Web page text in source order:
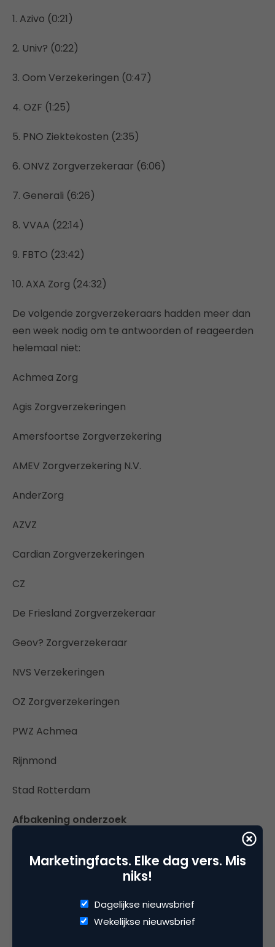
1. Azivo (0:21)
2. Univ? (0:22)
3. Oom Verzekeringen (0:47)
4. OZF (1:25)
5. PNO Ziektekosten (2:35)
6. ONVZ Zorgverzekeraar (6:06)
7. Generali (6:26)
8. VVAA (22:14)
9. FBTO (23:42)
10. AXA Zorg (24:32)
De volgende zorgverzekeraars hadden meer dan
een week nodig om te antwoorden of reageerden
helemaal niet:
Achmea Zorg
Agis Zorgverzekeringen
Amersfoortse Zorgverzekering
AMEV Zorgverzekering N.V.
AnderZorg
AZVZ
Cardian Zorgverzekeringen
CZ
De Friesland Zorgverzekeraar
Geov? Zorgverzekeraar
NVS Verzekeringen
OZ Zorgverzekeringen
PWZ Achmea
Rijnmond
Stad Rotterdam
Afbakening onderzoek
In totaal werden alle geregistreerde Nederlandse
zorgverzekeraars aangeschreven. De vraag had
betrekking op actuele ontwikkelingen in de
thuiszorg. De antwoorden van Zorgverzekeraars
werden beoordeeld op vijf punten: snelheid,
Marketingfacts. Elke dag vers. Mis
niks!
Dagelijkse nieuwsbrief
Wekelijkse nieuwsbrief